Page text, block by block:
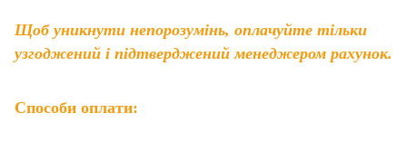
Щоб уникнути непорозумінь, оплачуйте тільки
узгоджений і підтверджений менеджером рахунок.
Способи оплати: